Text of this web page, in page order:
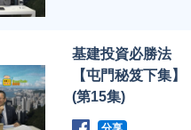
基建投資必勝法
【屯門秘笈下集】
(第15集)